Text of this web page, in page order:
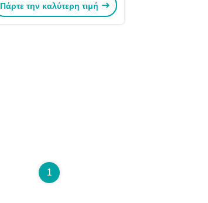
Tensioner εργαλείο
Πάρτε την καλύτερη τιμή
1